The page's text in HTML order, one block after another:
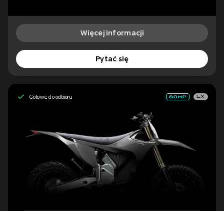
Więcej informacji
Pytać się
Gotowe do odbioru EX